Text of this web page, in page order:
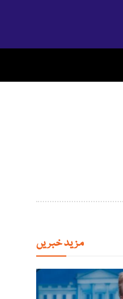
مزید خبریں